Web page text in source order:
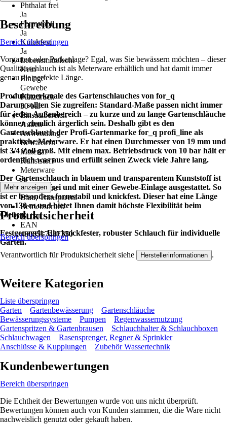
Phthalat frei
Ja
Formstabil
Ja
Knickfest
Ja
Lebensmittelecht
Nein
Einlage
Gewebe
Platzdruck
30 bar
Einsatzbereich
Außen
Anwendung
Bewässern
Material
Kunststoff
Meterware
Ja
Grundfarbe
Blau, Transparent
Betriebsdruck
10 bar
EAN
4306517437350
Beschreibung
Bereich überspringen
Vorgarten oder Parkanlage? Egal, was Sie bewässern möchten – dieser
Qualitätsschlauch ist als Meterware erhältlich und hat damit immer
genau die perfekte Länge.
Produktmerkmale des Gartenschlauches von for_q
Darum sollten Sie zugreifen: Standard-Maße passen nicht immer
für jeden Außenbereich – zu kurze und zu lange Gartenschläuche
können ziemlich ärgerlich sein. Deshalb gibt es den
Gartenschlauch der Profi-Gartenmarke for_q profi_line als
praktische Meterware. Er hat einen Durchmesser von 19 mm und
ist 3/4 Zoll groß. Mit einem max. Betriebsdruck von 10 bar hält er
ordentlich was aus und erfüllt seinen Zweck viele Jahre lang.
Der Gartenschlauch in blauem und transparentem Kunststoff ist
zudem phtalatfrei und mit einer Gewebe-Einlage ausgestattet. So
ist er besonders formstabil und knickfest. Dieser hat eine Länge
von 130 m und bietet Ihnen damit höchste Flexibilität beim
Gießen.
Festgenagelt: Ein knickfester, robuster Schlauch für individuelle
Gärten.
Mehr anzeigen
Produktsicherheit
Bereich überspringen
Verantwortlich für Produktsicherheit siehe Herstellerinformationen .
Weitere Kategorien
Liste überspringen
Garten
Gartenbewässerung
Gartenschläuche
Bewässerungssysteme
Pumpen
Regenwassernutzung
Gartenspritzen & Gartenbrausen
Schlauchhalter & Schlauchboxen
Schlauchwagen
Rasensprenger, Regner & Sprinkler
Anschlüsse & Kupplungen
Zubehör Wassertechnik
Kundenbewertungen
Bereich überspringen
Die Echtheit der Bewertungen wurde von uns nicht überprüft.
Bewertungen können auch von Kunden stammen, die die Ware nicht
nachweislich genutzt oder gekauft haben.